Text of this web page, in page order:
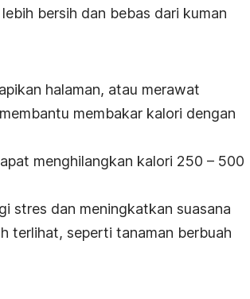
bersih dan bebas dari kuman
halaman, atau merawat
membakar kalori dengan
menghilangkan kalori 250 – 500
stres dan meningkatkan suasana
terlihat, seperti tanaman berbuah